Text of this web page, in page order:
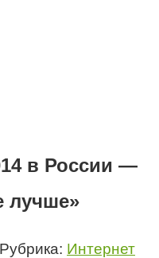
в России —
лучше»
Рубрика: Интернет